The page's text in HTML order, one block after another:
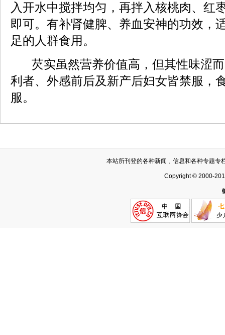
入开水中搅拌均匀，再拌入核桃肉、红
即可。有补肾健脾、养血安神的功效，
足的人群食用。
芡实虽然营养价值高，但其性味涩
利者、外感前后及新产后妇女皆禁服，
服。
本站所刊登的各种新闻﹑信息和各种专题专
Copyright © 2000-